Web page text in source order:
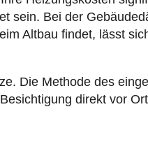
sein. Bei der
Altbau findet, lässt
Die Methode des
direkt vor